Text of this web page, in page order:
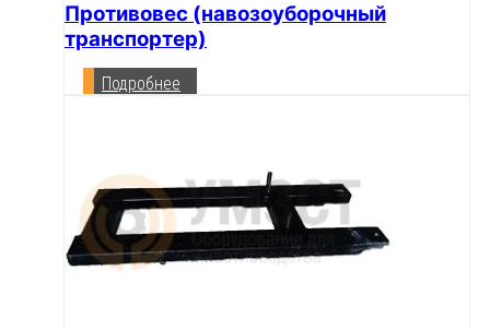
Противовес (навозоуборочный
транспортер)
Подробнее